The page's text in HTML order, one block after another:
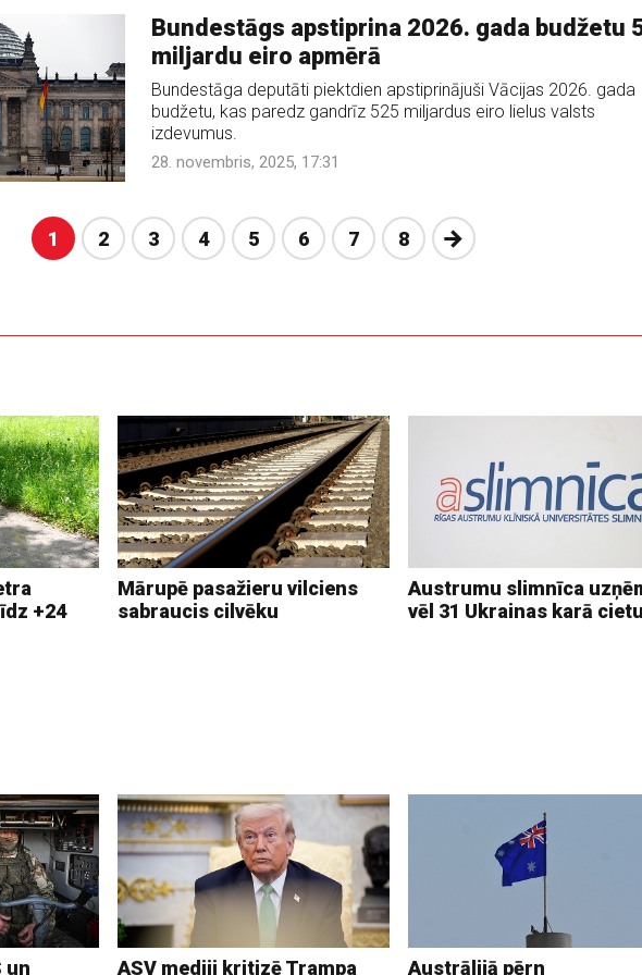
Bundestāgs apstiprina 2026. gada budžetu
miljardu eiro apmērā
Bundestāga deputāti piektdien apstiprinājuši Vācijas 2026. gada
budžetu, kas paredz gandrīz 525 miljardus eiro lielus valsts
izdevumus.
28. novembris, 2025, 17:31
1 2 3 4 5 6 7 8 Nākošā
+24
Mārupē pasažieru vilciens
sabraucis cilvēku
Austrumu slimnīca
vēl 31 Ukrainas karā
un ASV mediji kritizē Trampa Austrālijā pērn